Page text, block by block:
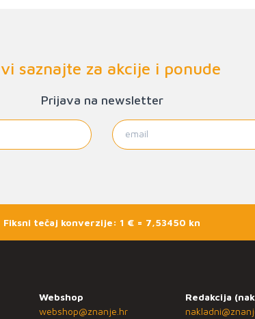
saznajte za akcije i ponude
Prijava na newsletter
Fiksni tečaj konverzije: 1 € = 7,53450 kn
Webshop
webshop@znanje.hr
Redakcija